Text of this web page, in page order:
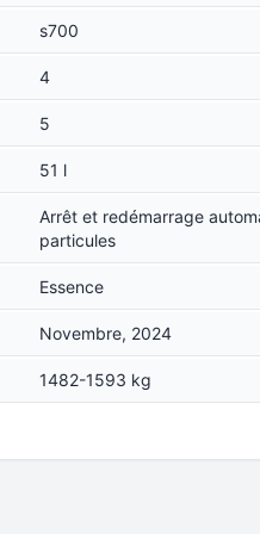
s700
4
5
51 l
Arrêt et redémarrage
particules
Essence
Novembre, 2024
1482-1593 kg